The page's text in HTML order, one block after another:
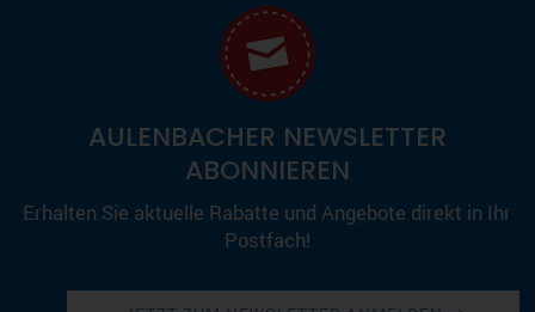
AULENBACHER NEWSLETTER
ABONNIEREN
Erhalten Sie aktuelle Rabatte und Angebote direkt in Ihr
Postfach!